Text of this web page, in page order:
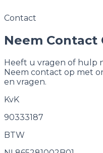
Contact
Neem Contact
Heeft u vragen of hulp
Neem contact op met
en vragen.
KvK
90333187
BTW